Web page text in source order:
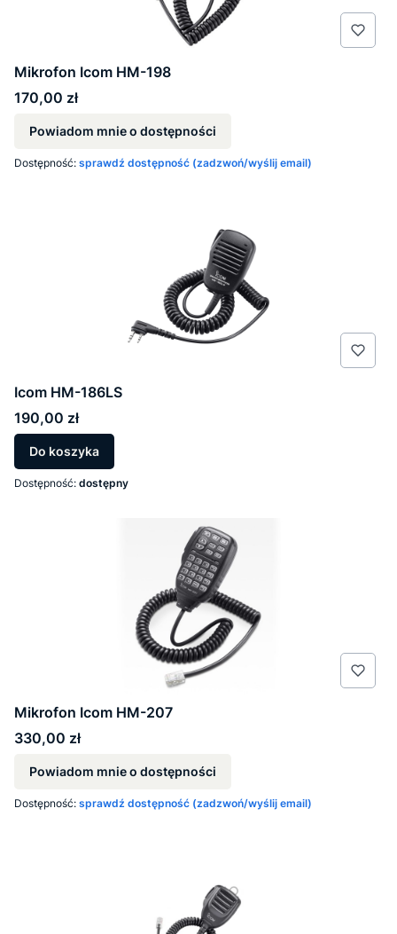
Mikrofon Icom HM-198
Cena
170,00 zł
Powiadom mnie o dostępności
Dostępność: sprawdź dostępność (zadzwoń/wyślij email)
Icom HM-186LS
Cena
190,00 zł
Do koszyka
Dostępność: dostępny
Mikrofon Icom HM-207
Cena
330,00 zł
Powiadom mnie o dostępności
Dostępność: sprawdź dostępność (zadzwoń/wyślij email)